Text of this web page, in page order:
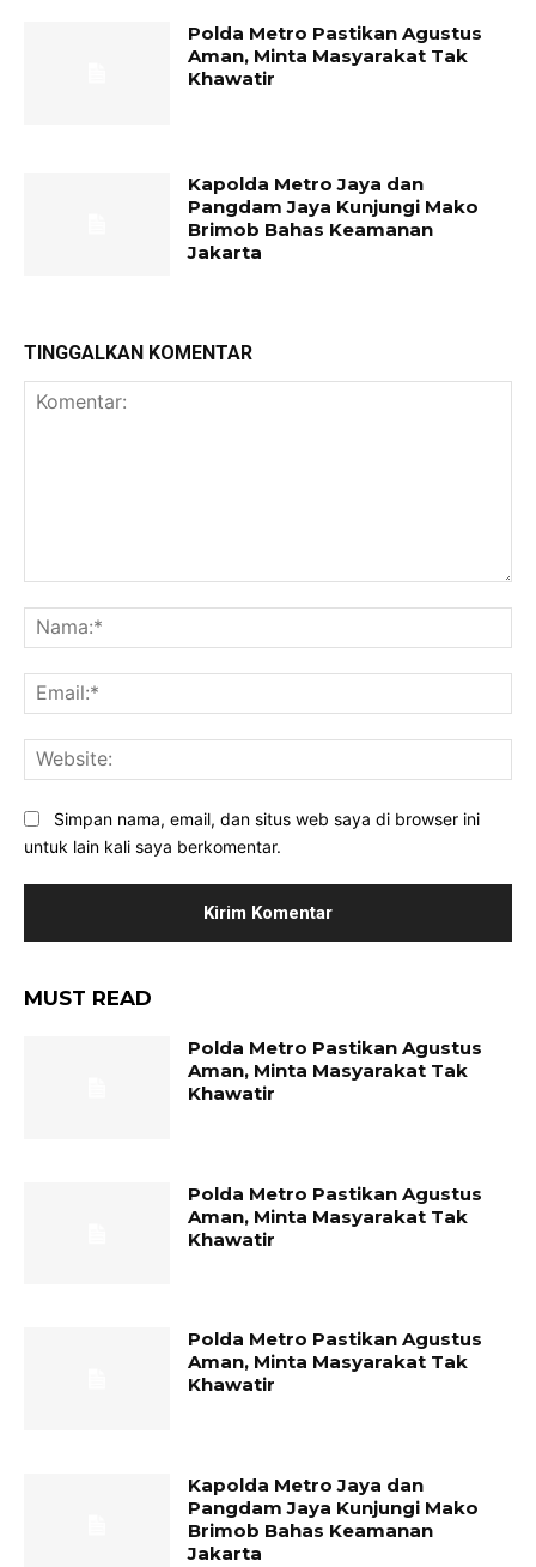
Polda Metro Pastikan Agustus
Aman, Minta Masyarakat Tak
Khawatir
Kapolda Metro Jaya dan
Pangdam Jaya Kunjungi Mako
Brimob Bahas Keamanan
Jakarta
TINGGALKAN KOMENTAR
Simpan nama, email, dan situs web saya di browser ini
untuk lain kali saya berkomentar.
MUST READ
Polda Metro Pastikan Agustus
Aman, Minta Masyarakat Tak
Khawatir
Polda Metro Pastikan Agustus
Aman, Minta Masyarakat Tak
Khawatir
Polda Metro Pastikan Agustus
Aman, Minta Masyarakat Tak
Khawatir
Kapolda Metro Jaya dan
Pangdam Jaya Kunjungi Mako
Brimob Bahas Keamanan
Jakarta